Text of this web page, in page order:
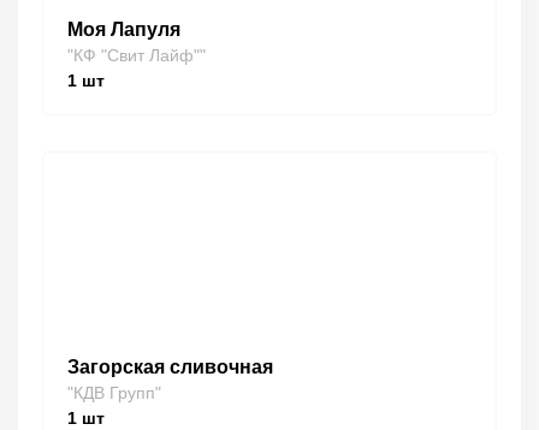
Моя Лапуля
"КФ "Свит Лайф""
1 шт
Загорская сливочная
"КДВ Групп"
1 шт